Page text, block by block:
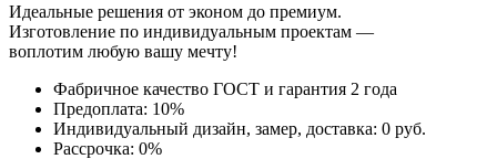
Идеальные решения от эконом до премиум.
Изготовление по индивидуальным проектам —
воплотим любую вашу мечту!
Фабричное качество ГОСТ и гарантия 2 года
Предоплата: 10%
Индивидуальный дизайн, замер, доставка: 0 руб.
Рассрочка: 0%